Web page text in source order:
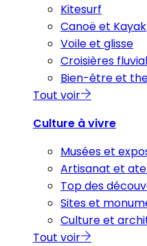
Kitesurf
Canoë et Kayak
Voile et glisse
Croisières
Bien-être et
Tout voir
Culture à vivre
Musées et
Artisanat et
Top des
Sites et
Culture et
Tout voir